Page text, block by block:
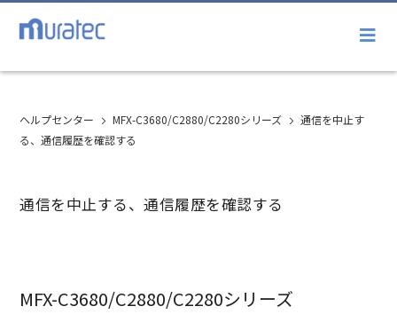
ヘルプセンター MFX-C3680/C2880/C2280シリーズ
通信を中止す
る、通信履歴を確認する
通信を中止する、通信履歴を確認する
MFX-C3680/C2880/C2280シリーズ